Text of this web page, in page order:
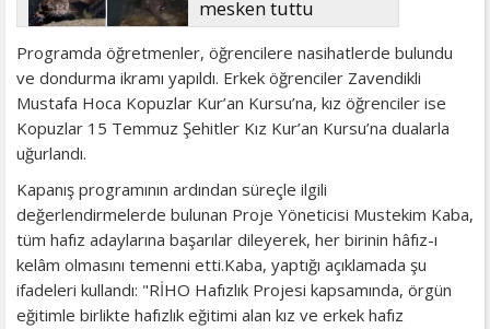
mesken tuttu
Programda öğretmenler, öğrencilere nasihatlerde bulundu
ve dondurma ikramı yapıldı. Erkek öğrenciler Zavendikli
Mustafa Hoca Kopuzlar Kur’an Kursu’na, kız öğrenciler ise
Kopuzlar 15 Temmuz Şehitler Kız Kur’an Kursu’na dualarla
uğurlandı.
Kapanış programının ardından süreçle ilgili
değerlendirmelerde bulunan Proje Yöneticisi Mustekim Kaba,
tüm hafız adaylarına başarılar dileyerek, her birinin hâfız-ı
kelâm olmasını temenni etti.Kaba, yaptığı açıklamada şu
ifadeleri kullandı: "RİHO Hafızlık Projesi kapsamında, örgün
eğitimle birlikte hafızlık eğitimi alan kız ve erkek hafız